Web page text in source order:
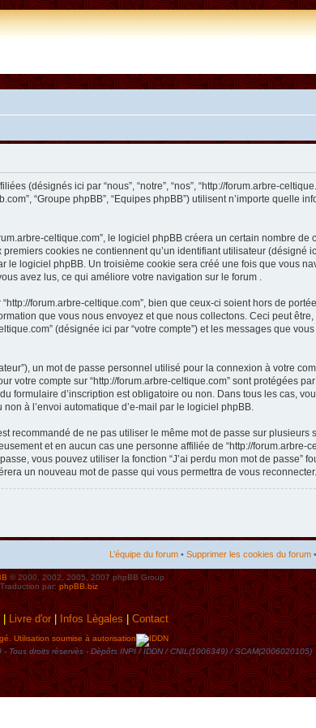
(désignés ici par “nous”, “notre”, “nos”, “http://forum.arbre-
“Groupe phpBB”, “Equipes phpBB”) utilisent n’importe quelle
celtique.com”, le logiciel phpBB créera un certain nombre de
cookies ne contiennent qu’un identifiant utilisateur (désigné
logiciel phpBB. Un troisième cookie sera créé une fois que vous
avez lus, ce qui améliore votre navigation sur le forum .
forum.arbre-celtique.com”, bien que ceux-ci soient hors de
que vous nous envoyez et que nous collectons. Ceci peut
(désignée ici par “votre compte”) et les messages que
un mot de passe personnel utilisé pour la connexion à votre
votre compte sur “http://forum.arbre-celtique.com” sont protégées
formulaire d’inscription est obligatoire ou non. Dans tous les cas,
à l’envoi automatique d’e-mail par le logiciel phpBB.
recommandé de ne pas utiliser le même mot de passe sur plusieurs
et en aucun cas une personne affiliée de “http://forum.arbre-
vous pouvez utiliser la fonction “J’ai perdu mon mot de passe”
un nouveau mot de passe qui vous permettra de vous reconnecter.
L’équipe du forum • Supprimer les cookies du forum
© 2000, 2002, 2005, 2007 phpBB Group
Traduction par:phpBB.biz
|Livre d'or|Infos Lègales|Contact
Utilisation soumise à autorisation
Tous droits rèservès - Dèpôts INPI / IDDN / CNIL(1006349) / SCAM(2006020105)